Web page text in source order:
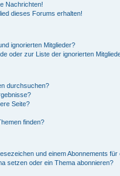
Nachrichten!
dieses Forums erhalten!
ignorierten Mitglieder?
oder zur Liste der ignorierten
durchsuchen?
Seite?
finden?
und einem Abonnements
setzen oder ein Thema abonnieren?